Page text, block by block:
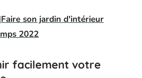
son jardin d'intérieur
2022
facilement votre